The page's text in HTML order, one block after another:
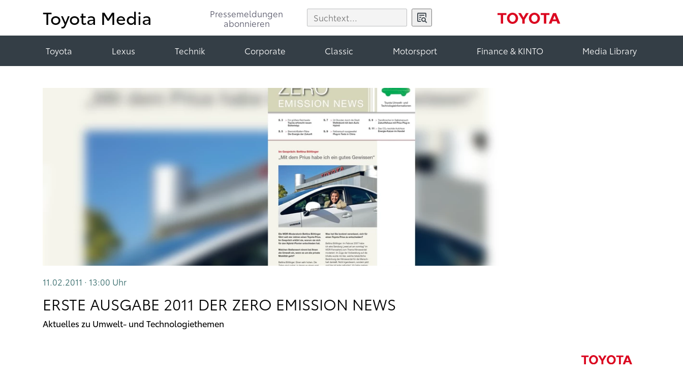
Toyota Media
Pressemeldungen
abonnieren
Toyota Lexus Technik Corporate Classic Motorsport Finance & KINTO Media Library
11.02.2011 · 13:00 Uhr
ERSTE AUSGABE 2011 DER ZERO EMISSION NEWS
Aktuelles zu Umwelt- und Technologiethemen